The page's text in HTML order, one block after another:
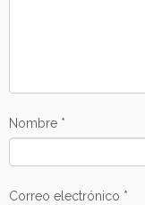
Nombre *
Correo electrónico *